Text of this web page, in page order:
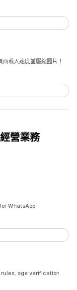
載入速度並壓縮圖片！
營業務
WhatsApp
age verification